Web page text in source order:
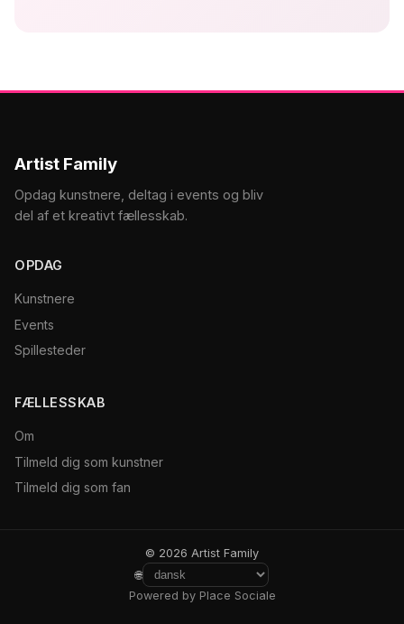
Artist Family
Opdag kunstnere, deltag i events og bliv
del af et kreativt fællesskab.
OPDAG
Kunstnere
Events
Spillesteder
FÆLLESSKAB
Om
Tilmeld dig som kunstner
Tilmeld dig som fan
© 2026 Artist Family
🌐
Powered by Place Sociale